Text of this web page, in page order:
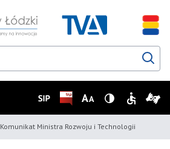
Komunikat Ministra Rozwoju i Technologii